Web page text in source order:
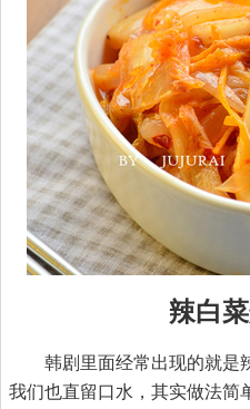
辣白
韩剧里面经常出现的就是
我们也直留口水，其实做法简